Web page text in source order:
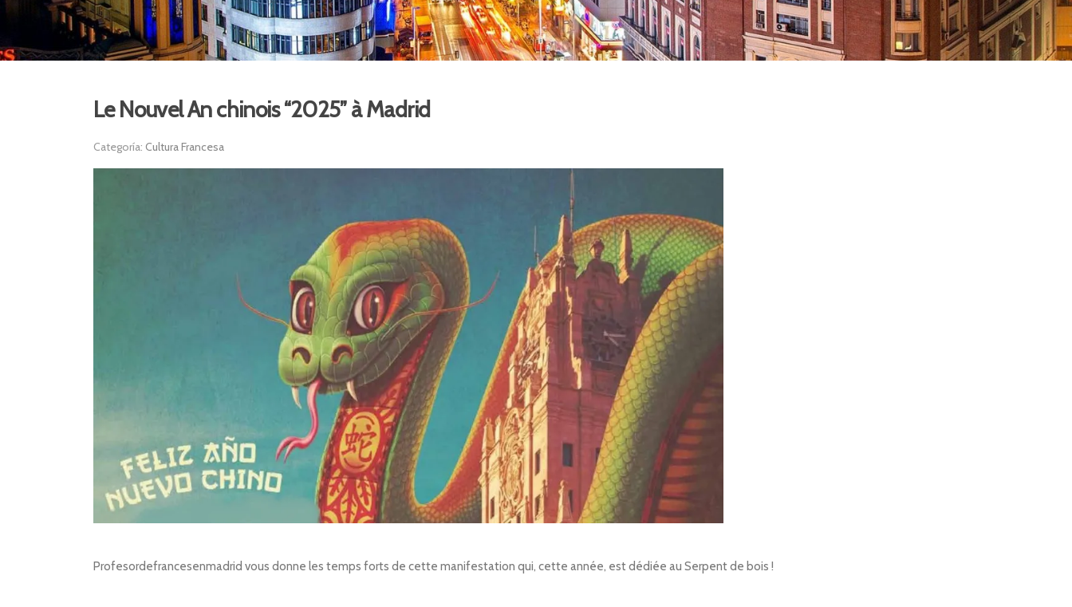
Le Nouvel An chinois “2025” à Madrid
Categoría: Cultura Francesa
Profesordefrancesenmadrid vous donne les temps forts de cette manifestation qui, cette année, est dédiée au Serpent de bois !